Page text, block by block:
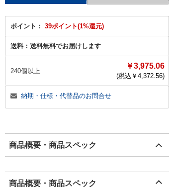
ポイント： 39ポイント(1%還元)
送料： 送料無料でお届けします
240個以上
￥3,975.06
(税込￥ 4,372.56)
納期・仕様・代替品のお問合せ
商品概要・商品スペック
商品概要・商品スペック